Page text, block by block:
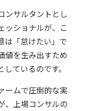
ンサルタントとし
ッショナルが、こ
は「怠けたい」で
値を生み出すため
ているのです。
ームで圧倒的な実
、上場コンサルの